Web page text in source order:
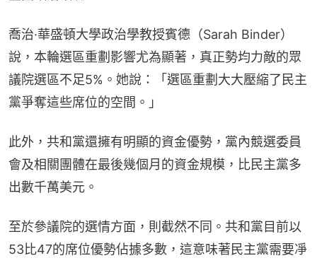
喬治·華盛頓大學政治學教授賓德（Sarah Binder）
說，本輪選區重劃影響尤為顯著，真正勢均力敵的眾
議院選區不足5%。她說：「選區重劃大大壓縮了民主
黨爭奪這些席位的空間。」
此外，共和黨還擁有明顯的資金優勢，黨內競選委員
會及相關團體在最後幾個月的資金規模，比民主黨多
出數千萬美元。
至於參議院的選情方面，則截然不同。共和黨目前以
53比47的席位優勢佔據多數，這意味著民主黨需要凈